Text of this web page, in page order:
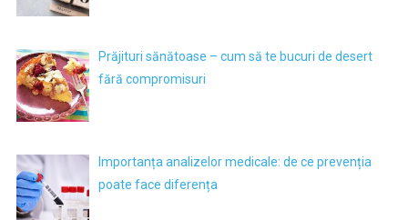
Prăjituri sănătoase – cum să te bucuri de desert
fără compromisuri
Importanța analizelor medicale: de ce prevenția
poate face diferența